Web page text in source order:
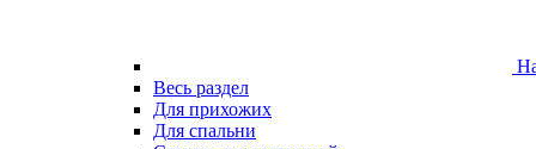
Весь раздел
Для прихожих
Для спальни